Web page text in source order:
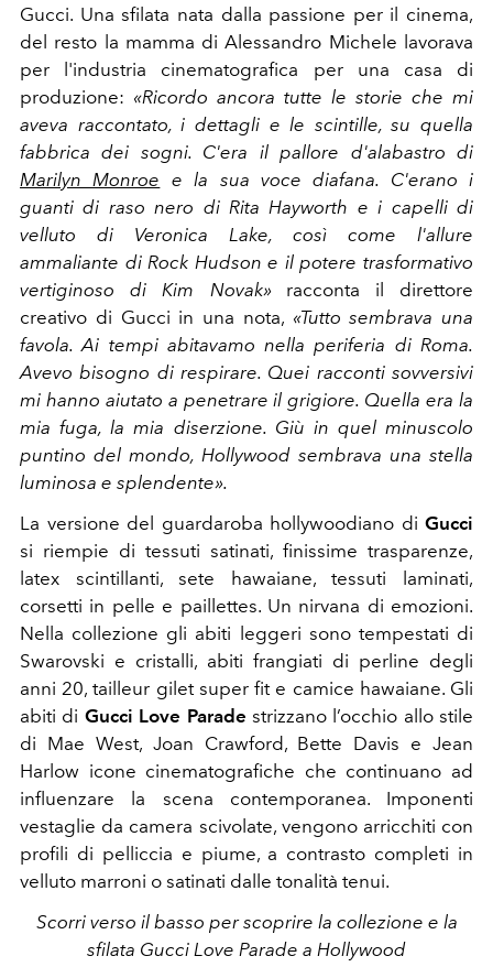
Gucci. Una sfilata nata dalla passione per il cinema,
del resto la mamma di Alessandro Michele lavorava
per l'industria cinematografica per una casa di
produzione: «Ricordo ancora tutte le storie che mi
aveva raccontato, i dettagli e le scintille, su quella
fabbrica dei sogni. C'era il pallore d'alabastro di
Marilyn Monroe e la sua voce diafana. C'erano i
guanti di raso nero di Rita Hayworth e i capelli di
velluto di Veronica Lake, così come l'allure
ammaliante di Rock Hudson e il potere trasformativo
vertiginoso di Kim Novak» racconta il direttore
creativo di Gucci in una nota, «Tutto sembrava una
favola. Ai tempi abitavamo nella periferia di Roma.
Avevo bisogno di respirare. Quei racconti sovversivi
mi hanno aiutato a penetrare il grigiore. Quella era la
mia fuga, la mia diserzione. Giù in quel minuscolo
puntino del mondo, Hollywood sembrava una stella
luminosa e splendente».
La versione del guardaroba hollywoodiano di Gucci
si riempie di tessuti satinati, finissime trasparenze,
latex scintillanti, sete hawaiane, tessuti laminati,
corsetti in pelle e paillettes. Un nirvana di emozioni.
Nella collezione gli abiti leggeri sono tempestati di
Swarovski e cristalli, abiti frangiati di perline degli
anni 20, tailleur gilet super fit e camice hawaiane. Gli
abiti di Gucci Love Parade strizzano l’occhio allo stile
di Mae West, Joan Crawford, Bette Davis e Jean
Harlow icone cinematografiche che continuano ad
influenzare la scena contemporanea. Imponenti
vestaglie da camera scivolate, vengono arricchiti con
profili di pelliccia e piume, a contrasto completi in
velluto marroni o satinati dalle tonalità tenui.
Scorri verso il basso per scoprire la collezione e la
sfilata Gucci Love Parade a Hollywood